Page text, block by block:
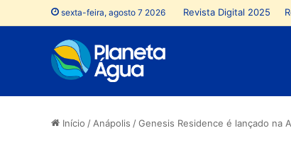
sexta-feira, agosto 7 2026 Revista Digital 2025
Início / Anápolis /Genesis Residence é lançado na